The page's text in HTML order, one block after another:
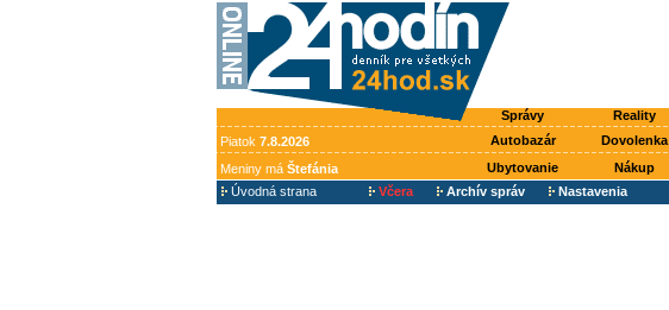
Správy Reality
Piatok 7.8.2026 Autobazár Dovolenka
Meniny má Štefánia Ubytovanie Nákup
Úvodná strana
Včera Archív správ Nastavenia